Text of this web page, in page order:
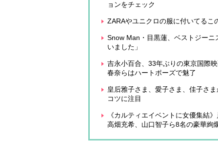
ョンをチェック
ZARAやユニクロの服に付いてるこ
Snow Man・目黒蓮、ベストジー
いました」
吉永小百合、33年ぶりの東京国際
春奈らはハートポーズで魅了
皇后雅子さま、愛子さま、佳子さ
コツに注目
《カルティエイベントに女優集結
高畑充希、山口智子ら8名の豪華絢